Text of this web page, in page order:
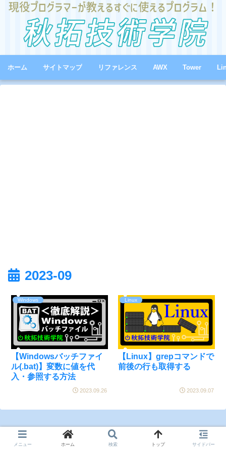
ホーム サイトマップ リファレンス AWX Tower
2023-09
Windows
【Windowsバッチファイ
ル(.bat)】変数に値を代
入・参照する方法
2023.09.26
Linux
【Linux】grepコマンドで
前後の行も取得する
2023.09.07
メニュー ホーム 検索 トップ サイドバー